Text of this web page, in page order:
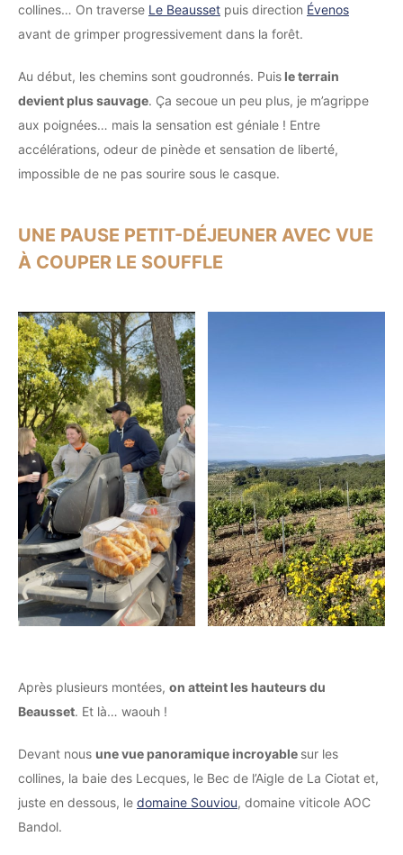
collines… On traverse Le Beausset puis direction Évenos
avant de grimper progressivement dans la forêt.
Au début, les chemins sont goudronnés. Puisle terrain
devient plus sauvage. Ça secoue un peu plus, je m’agrippe
aux poignées… mais la sensation est géniale ! Entre
accélérations, odeur de pinède et sensation de liberté,
impossible de ne pas sourire sous le casque.
UNE PAUSE PETIT-DÉJEUNER AVEC VUE
À COUPER LE SOUFFLE
Après plusieurs montées, on atteint les hauteurs du
Beausset. Et là… waouh !
Devant nous une vue panoramique incroyable sur les
collines, la baie des Lecques, le Bec de l’Aigle de La Ciotat et,
juste en dessous, le domaine Souviou, domaine viticole AOC
Bandol.